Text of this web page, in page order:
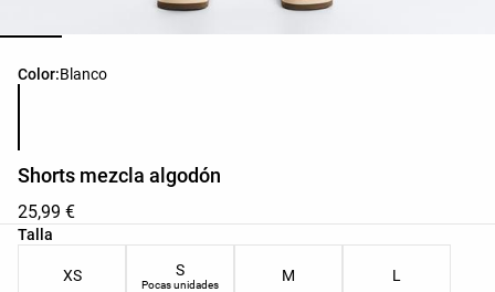
Color:Blanco
Lista de colores del producto
Shorts mezcla algodón
25,99 €
Talla
Lista de tallas del producto
XS S
Pocas unidades
M L